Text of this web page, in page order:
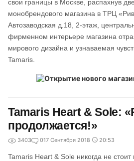
свои границы в Москве, распахнув
монобрендового магазина в ТРЦ
Автозаводская д.18, 2-этаж,
фирменном интерьере магазина
мирового дизайна и узнаваемая
Tamaris.
Tamaris Heart & Sole:
продолжается!»
3403 017 Сентября 2018 20:53
Tamaris Heart & Sole никогда не стоит